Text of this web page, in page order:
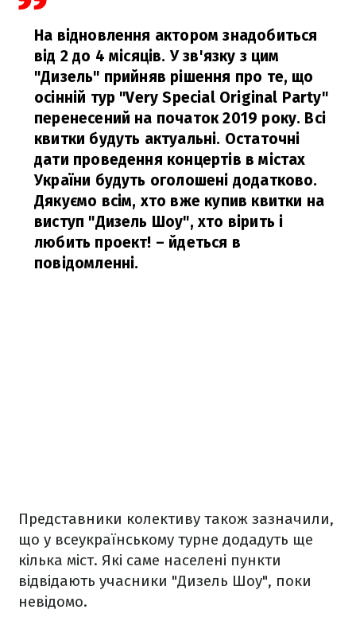
На відновлення актором знадобиться
від 2 до 4 місяців. У зв'язку з цим
"Дизель" прийняв рішення про те, що
осінній тур "Very Special Original Party"
перенесений на початок 2019 року. Всі
квитки будуть актуальні. Остаточні
дати проведення концертів в містах
України будуть оголошені додатково.
Дякуємо всім, хто вже купив квитки на
виступ "Дизель Шоу", хто вірить і
любить проект! – йдеться в
повідомленні.
Представники колективу також зазначили,
що у всеукраїнському турне додадуть ще
кілька міст. Які саме населені пункти
відвідають учасники "Дизель Шоу", поки
невідомо.